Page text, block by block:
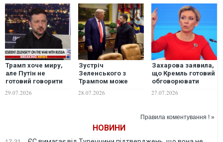
Трамп хоче миру,
але Путін не
готовий говорити
навіть про
тимчасове
29.07.2026
Зустріч
Зеленського з
Трампом може
відновити
переговори щодо
28.07.2026
Захарова заявила,
що Кремль готовий
обговорювати
"ідеї" щодо миру в
Україні, але є умова
27.07.2026
Правила коментування ! »
НОВИНИ